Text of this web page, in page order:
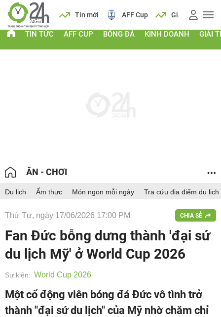
Lịch Tin mới AFF Cup Giá vàng
TIN TỨC AFF CUP BÓNG ĐÁ KINH DOANH GIẢI
ĂN - CHƠI
Du lịch Ẩm thực Món ngon mỗi ngày Tra cứu địa điểm du lịch
Thứ Tư, ngày 17/06/2026 17:00 PM CHIA SẺ
Fan Đức bỗng dưng thành 'đại sứ
du lịch Mỹ' ở World Cup 2026
Sự kiện: World Cup 2026
Một cổ động viên bóng đá Đức vô tình trở
thành "đại sứ du lịch" của Mỹ nhờ chăm chỉ